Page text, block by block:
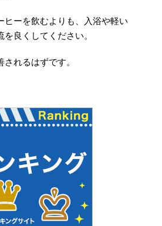
ヒーを飲むよりも、入浴や軽い
良くしてください。
れるはずです。